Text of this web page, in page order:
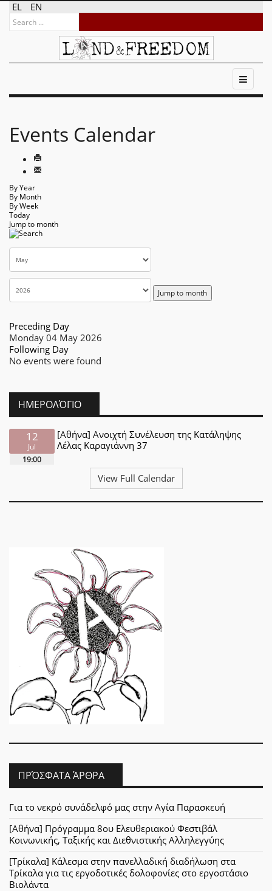
EL EN
Events Calendar
By Year
By Month
By Week
Today
Jump to month
Jump to month
Preceding Day
Monday 04 May 2026
Following Day
No events were found
ΗΜΕΡΟΛΌΓΙΟ
12
Jul
19:00
[Αθήνα] Ανοιχτή Συνέλευση της Κατάληψης
Λέλας Καραγιάννη 37
View Full Calendar
ΠΡΌΣΦΑΤΑ ΆΡΘΡΑ
Για το νεκρό συνάδελφό μας στην Αγία Παρασκευή
[Αθήνα] Πρόγραμμα 8ου Ελευθεριακού Φεστιβάλ
Κοινωνικής, Ταξικής και Διεθνιστικής Αλληλεγγύης
[Τρίκαλα] Κάλεσμα στην πανελλαδική διαδήλωση στα
Τρίκαλα για τις εργοδοτικές δολοφονίες στο εργοστάσιο
Βιολάντα